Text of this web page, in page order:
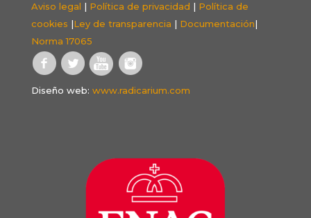
Aviso legal | Política de privacidad | Política de
cookies |Ley de transparencia | Documentación|
Norma 17065
Diseño web: www.radicarium.com